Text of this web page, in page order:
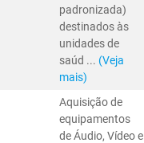
padronizada)
destinados às
unidades de
saúd ... (Veja
mais)
Aquisição de
equipamentos
de Áudio, Vídeo e